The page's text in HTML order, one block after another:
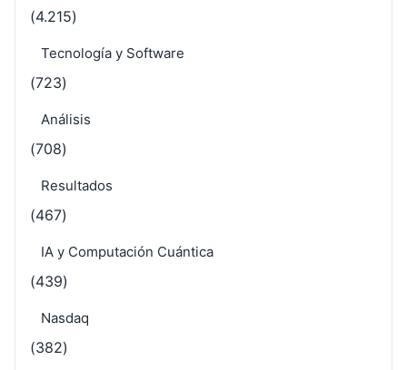
(4.215)
Tecnología y Software
(723)
Análisis
(708)
Resultados
(467)
IA y Computación Cuántica
(439)
Nasdaq
(382)